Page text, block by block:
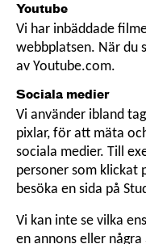
Youtube
Vi har inbäddade
webbplatsen. När du
av Youtube.com.
Sociala medier
Vi använder ibland
pixlar, för att mäta
sociala medier. Till
personer som klickat
besöka en sida på
Vi kan inte se vilka
en annons eller